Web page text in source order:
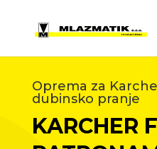
Oprema za
dubinsko pranje
KARCHER